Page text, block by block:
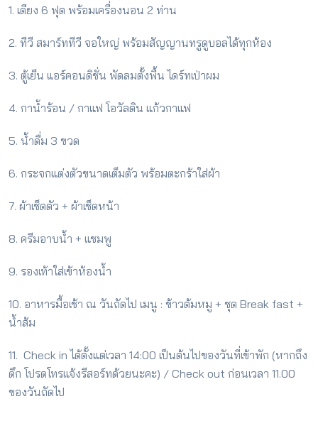
1. เตียง 6 ฟุต พร้อมเครื่องนอน 2 ท่าน
2. ทีวี สมาร์ททีวี จอใหญ่ พร้อมสัญญานทรูดูบอลได้ทุกห้อง
3. ตู้เย็น แอร์คอนดิชั่น พัดลมตั้งพื้น ไดร์ทเป่าผม
4. กาน้ำร้อน / กาแฟ โอวัลติน แก้วกาแฟ
5. น้ำดื่ม 3 ขวด
6. กระจกแต่งตัวขนาดเต็มตัว พร้อมตะกร้าใส่ผ้า
7. ผ้าเช็ดตัว + ผ้าเช็ดหน้า
8. ครีมอาบน้ำ + แชมพู
9. รองเท้าใส่เข้าห้องน้ำ
10. อาหารมื้อเช้า ณ วันถัดไป เมนู : ข้าวต้มหมู + ชุด Break fast +
น้ำส้ม
11. Check in ได้ตั้งแต่เวลา 14:00 เป็นต้นไปของวันที่เข้าพัก (หากถึง
ดึก โปรดโทรแจ้งรีสอร์ทด้วยนะคะ) / Check out ก่อนเวลา 11.00
ของวันถัดไป